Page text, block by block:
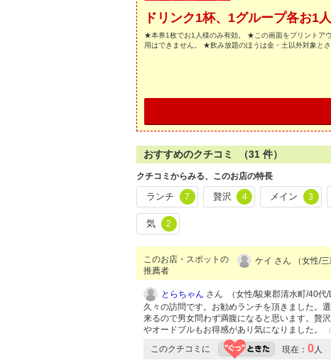
ドリンク1杯、1グループ各お1
★本券1枚でお1人様のみ有効。 ★この画面をプリントア
用はできません。 ★飲み放題のほうは金・土以外対象とさ
おすすめのクチコミ （31 件）
クチコミからみる、このお店の特長
ランチ 7 贅沢 4 メイン 3
気 2
このお店・スポットの
推薦者
ケイ さん （女性/三
とらちゃん さん （女性/駿東郡清水町/40代/
久々の訪問です。お勧めランチを頂きました。
来るので男女問わず満腹になると思います。贅
やオードブルもお得感があり気になりました。
このクチコミに 現在： 0人